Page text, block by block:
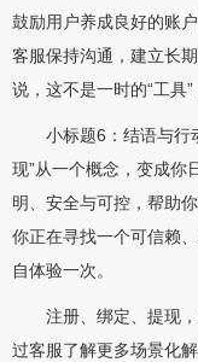
鼓励用户养成良好的账
客服保持沟通，建立长
说，这不是一时的“工具
小标题6：结语与行
现”从一个概念，变成你
明、安全与可控，帮助
你正在寻找一个可信赖
自体验一次。
注册、绑定、提现
过客服了解更多场景化